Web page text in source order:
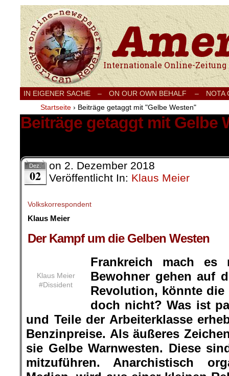
Internationale Onlinezeitung für Frieden,
IN EIGENER SACHE – ON OUR OWN BEHALF –
NOTA
Startseite › Beiträge getaggt mit "Gelbe Westen"
Beiträge getaggt mit Gelbe
Dez.
02
on 2. Dezember 2018
Veröffentlicht In: Klaus Meier
Volkskorrespondent
Klaus Meier
Der Kampf um die Gelben Westen
Klaus Meier
#Dissident
Frankreich mach es
Bewohner gehen auf
Revolution, könnte
doch nicht? Was ist
und Teile der Arbeiterklasse
Benzinpreise. Als äußeres
sie GelbeWarnwesten. Diese
mitzuführen. Anarchistisch